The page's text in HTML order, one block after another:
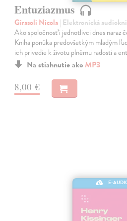
Entuziazmus
Girasoli Nicola| Elektronická
Ako spoločnosť i jednotlivci dnes naraz
Kniha ponúka predovšetkým mladým
ich privedie k životu plnému radosti a
Na stiahnutie ako MP3
8,00 €
E-